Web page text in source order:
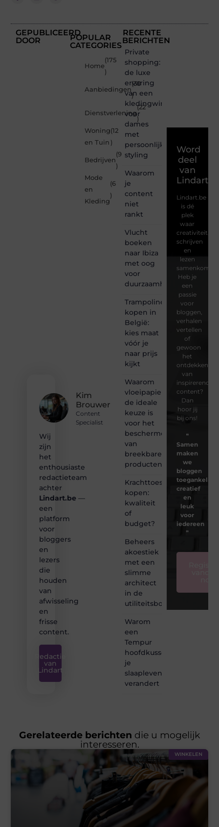
GEPUBLICEERD
DOOR
Kim
Brouwer
Content
Specialist
Wij
zijn
het
enthousiaste
redactieteam
achter
Lindart.be —
een
platform
voor
bloggers
en
lezers
die
houden
van
afwisseling
en
frisse
content.
Redactie
van
Lindart
POPULAR
CATEGORIES
Home
(175
)
Aanbiedingen
(30
)
Dienstverlening
(22
)
Woning
en Tuin
(12
)
Bedrijven
(9
)
Mode
en
Kleding
(6
)
RECENTE
BERICHTEN
Private
shopping:
de luxe
ervaring
van een
kledingwinkel
voor
dames
met
persoonlijke
styling
Waarom
je
content
niet
rankt
Vlucht
boeken
naar Ibiza
met oog
voor
duurzaamheid
Trampoline
kopen in
België:
kies maat
vóór je
naar prijs
kijkt
Waarom
vloeipapier
de ideale
keuze is
voor het
beschermen
van
breekbare
producten
Krachttoestel
kopen:
kwaliteit
of
budget?
Beheers
akoestiek
met een
slimme
architect
in de
utiliteitsbouw
Warom
een
Tempur
hoofdkussen
je
slaapleven
verandert
Word
deel
van
Lindart.be
is dé
plek
waar
creativiteit,
schrijven
en
lezen
samenkomen.
Heb je
een
passie
voor
bloggen,
verhalen
vertellen
of
gewoon
het
ontdekken
van
inspirerende
content?
Dan
hoor jij
bij ons!
❝
Samen
maken
we
bloggen
toegankelijk,
creatief
en
leuk
voor
iedereen
❞
Gerelateerde berichten die u mogelijk
interesseren.
WINKELEN